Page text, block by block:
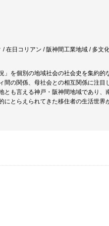
在日コリアン / 阪神間工業地域 / 多文
を個別の地域社会の社会史を集約的
の関係、母社会との相互関係に注目
も言える神戸・阪神間地域であり、
とらえられてきた移住者の生活世界